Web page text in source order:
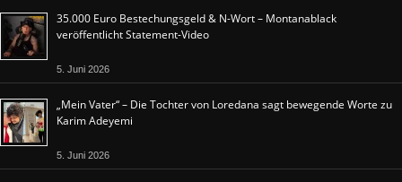
35.000 Euro Bestechungsgeld & N-Wort – Montanablack
veröffentlicht Statement-Video
5. Juni 2026
„Mein Vater“ – Die Tochter von Loredana sagt bewegende Worte zu
Karim Adeyemi
5. Juni 2026